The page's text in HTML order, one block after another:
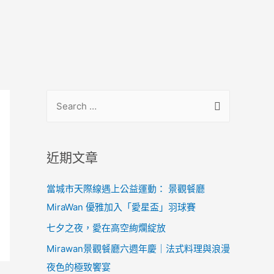
近期文章
當城市天際線遇上公益運動： 景觀餐廳
MiraWan 優雅加入「愛星盃」羽球賽
七夕之夜，愛在高空絢爛綻放
Mirawan景觀餐廳六週年慶｜法式料理與浪漫
夜色的極致饗宴